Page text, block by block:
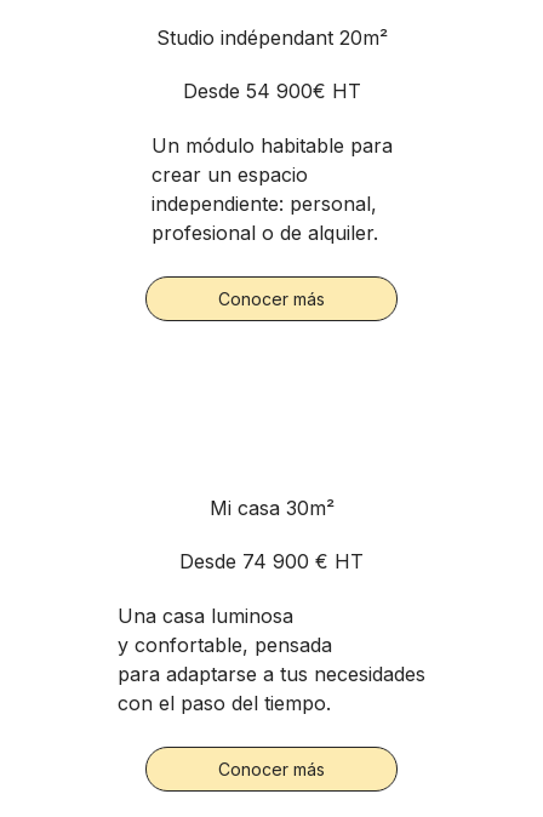
Studio indépendant 20m²
Conocer más
Desde 54 900€ HT
Un módulo habitable para
crear un espacio
independiente: personal,
profesional o de alquiler.
Mi casa 30m²
Conocer más
Desde 74 900 € HT
Una casa luminosa
y confortable, pensada
para adaptarse a tus necesidades
con el paso del tiempo.